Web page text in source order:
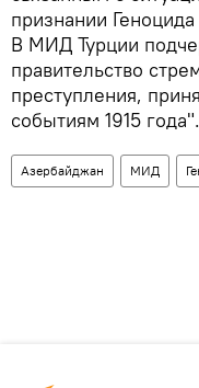
признании
В МИД Турции
правительство
преступления,
событиям 1915 года".
Азербайджан МИД